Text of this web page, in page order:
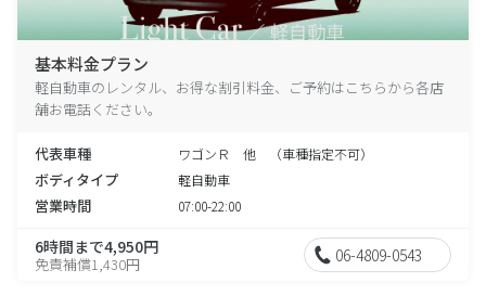
基本料金プラン
軽自動車のレンタル、お得な割引料金、ご予約はこちらから各店
舗お電話ください。
代表車種 ワゴンＲ 他 （車種指定不可）
ボディタイプ 軽自動車
営業時間 07:00-22:00
6時間まで4,950円
免責補償1,430円 06-4809-0543